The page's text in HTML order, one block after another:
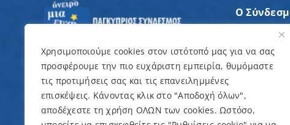
Χρησιμοποιούμε cookies στον ιστότοπό μας για να σας
προσφέρουμε την πιο ευχάριστη εμπειρία, θυμόμαστε
τις προτιμήσεις σας και τις επανειλημμένες
επισκέψεις. Κάνοντας κλικ στο "Αποδοχή όλων",
αποδέχεστε τη χρήση ΟΛΩΝ των cookies. Ωστόσο,
Ο
Άξονες
Θέλω να